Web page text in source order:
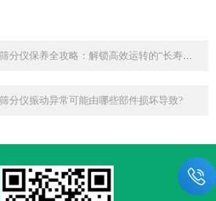
分仪保养全攻略：解锁高效运转的“长寿密码”
分仪振动异常可能由哪些部件损坏导致?